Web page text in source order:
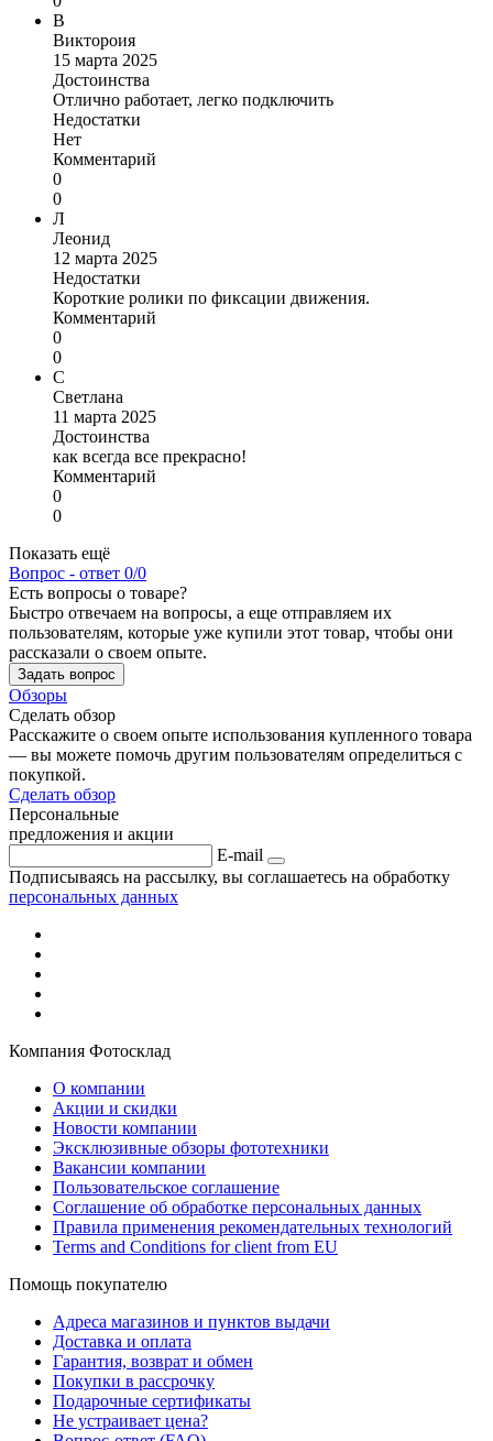
В
Виктороия
15 марта 2025
Достоинства
Отлично работает, легко подключить
Недостатки
Нет
Комментарий
0
0
Л
Леонид
12 марта 2025
Недостатки
Короткие ролики по фиксации движения.
Комментарий
0
0
С
Светлана
11 марта 2025
Достоинства
как всегда все прекрасно!
Комментарий
0
0
Показать ещё
Вопрос - ответ 0/0
Есть вопросы о товаре?
Быстро отвечаем на вопросы, а еще отправляем их
пользователям, которые уже купили этот товар, чтобы они
рассказали о своем опыте.
Задать вопрос
Обзоры
Сделать обзор
Расскажите о своем опыте использования купленного товара
— вы можете помочь другим пользователям определиться с
покупкой.
Сделать обзор
Персональные
предложения и акции
E-mail
Подписываясь на рассылку, вы соглашаетесь на обработку
персональных данных
Компания Фотосклад
О компании
Акции и скидки
Новости компании
Эксклюзивные обзоры фототехники
Вакансии компании
Пользовательское соглашение
Соглашение об обработке персональных данных
Правила применения рекомендательных технологий
Terms and Conditions for client from EU
Помощь покупателю
Адреса магазинов и пунктов выдачи
Доставка и оплата
Гарантия, возврат и обмен
Покупки в рассрочку
Подарочные сертификаты
Не устраивает цена?